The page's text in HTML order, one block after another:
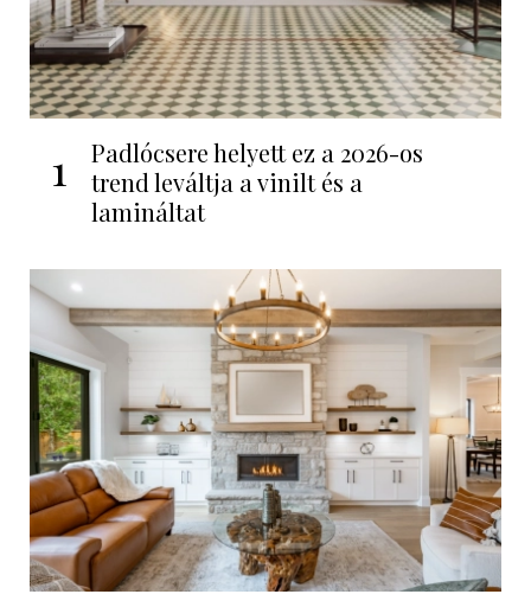
1
Padlócsere helyett ez a 2026-os
trend leváltja a vinilt és a
lamináltat